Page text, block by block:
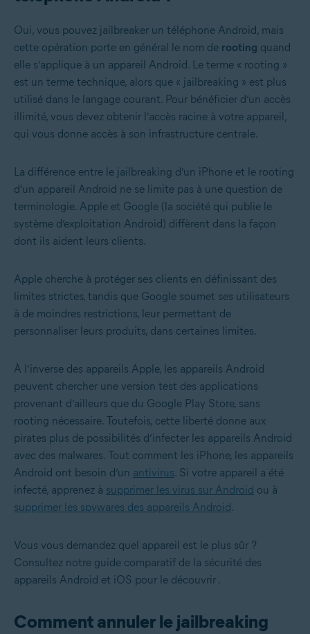
Oui, vous pouvez jailbreaker un téléphone Android, mais
cette opération porte en général le nom de rooting quand
elle s’applique à un appareil Android. Le terme « rooting »
est un terme technique, alors que « jailbreaking » est plus
utilisé dans le langage courant. Pour bénéficier d’un accès
illimité, vous devez obtenir l’accès racine à votre appareil,
qui vous donne accès à son infrastructure centrale.
La différence entre le jailbreaking d’un iPhone et le rooting
d’un appareil Android ne se limite pas à une question de
terminologie. Apple et Google (la société qui publie le
système d’exploitation Android) diffèrent dans la façon
dont ils aident leurs clients.
Apple cherche à protéger ses clients en définissant des
limites strictes, tandis que Google soumet ses utilisateurs
à de moindres restrictions, leur permettant de
personnaliser leurs produits, dans certaines limites.
À l’inverse des appareils Apple, les appareils Android
peuvent chercher une version test des applications
provenant d’ailleurs que du Google Play Store, sans
rooting nécessaire. Toutefois, cette liberté donne aux
pirates plus de possibilités d’infecter les appareils Android
avec des malwares. Tout comment les iPhone, les appareils
Android ont besoin d’un antivirus. Si votre appareil a été
infecté, apprenez à supprimer les virus sur Android ou à
supprimer les spywares des appareils Android.
Vous vous demandez quel appareil est le plus sûr ?
Consultez notre guide comparatif de la sécurité des
appareils Android et iOS pour le découvrir .
Comment annuler le jailbreaking